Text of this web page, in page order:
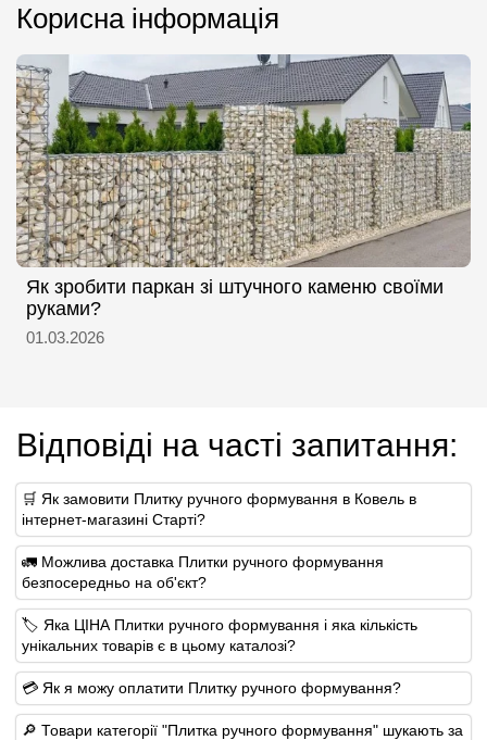
Корисна інформація
Як зробити паркан зі штучного каменю своїми
руками?
01.03.2026
Відповіді на часті запитання:
🛒 Як замовити Плитку ручного формування в Ковель в
інтернет-магазині Старті?
🚛 Можлива доставка Плитки ручного формування
безпосередньо на об'єкт?
🏷 Яка ЦІНА Плитки ручного формування і яка кількість
унікальних товарів є в цьому каталозі?
💳 Як я можу оплатити Плитку ручного формування?
🔎 Товари категорії "Плитка ручного формування" шукають за